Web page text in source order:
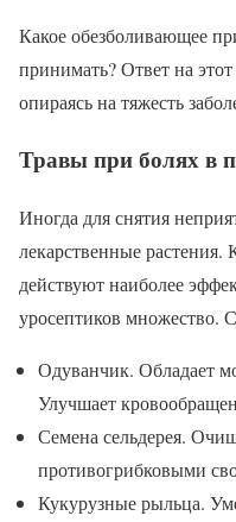
Какое обезболивающее
принимать? Ответ на
опираясь на тяжесть
Травы при болях в
Иногда для снятия
лекарственные
действуют наиболее
уросептиков множество.
Одуванчик. Обладает
Улучшает
Семена сельдерея.
противогрибковыми
Кукурузные рыльца.